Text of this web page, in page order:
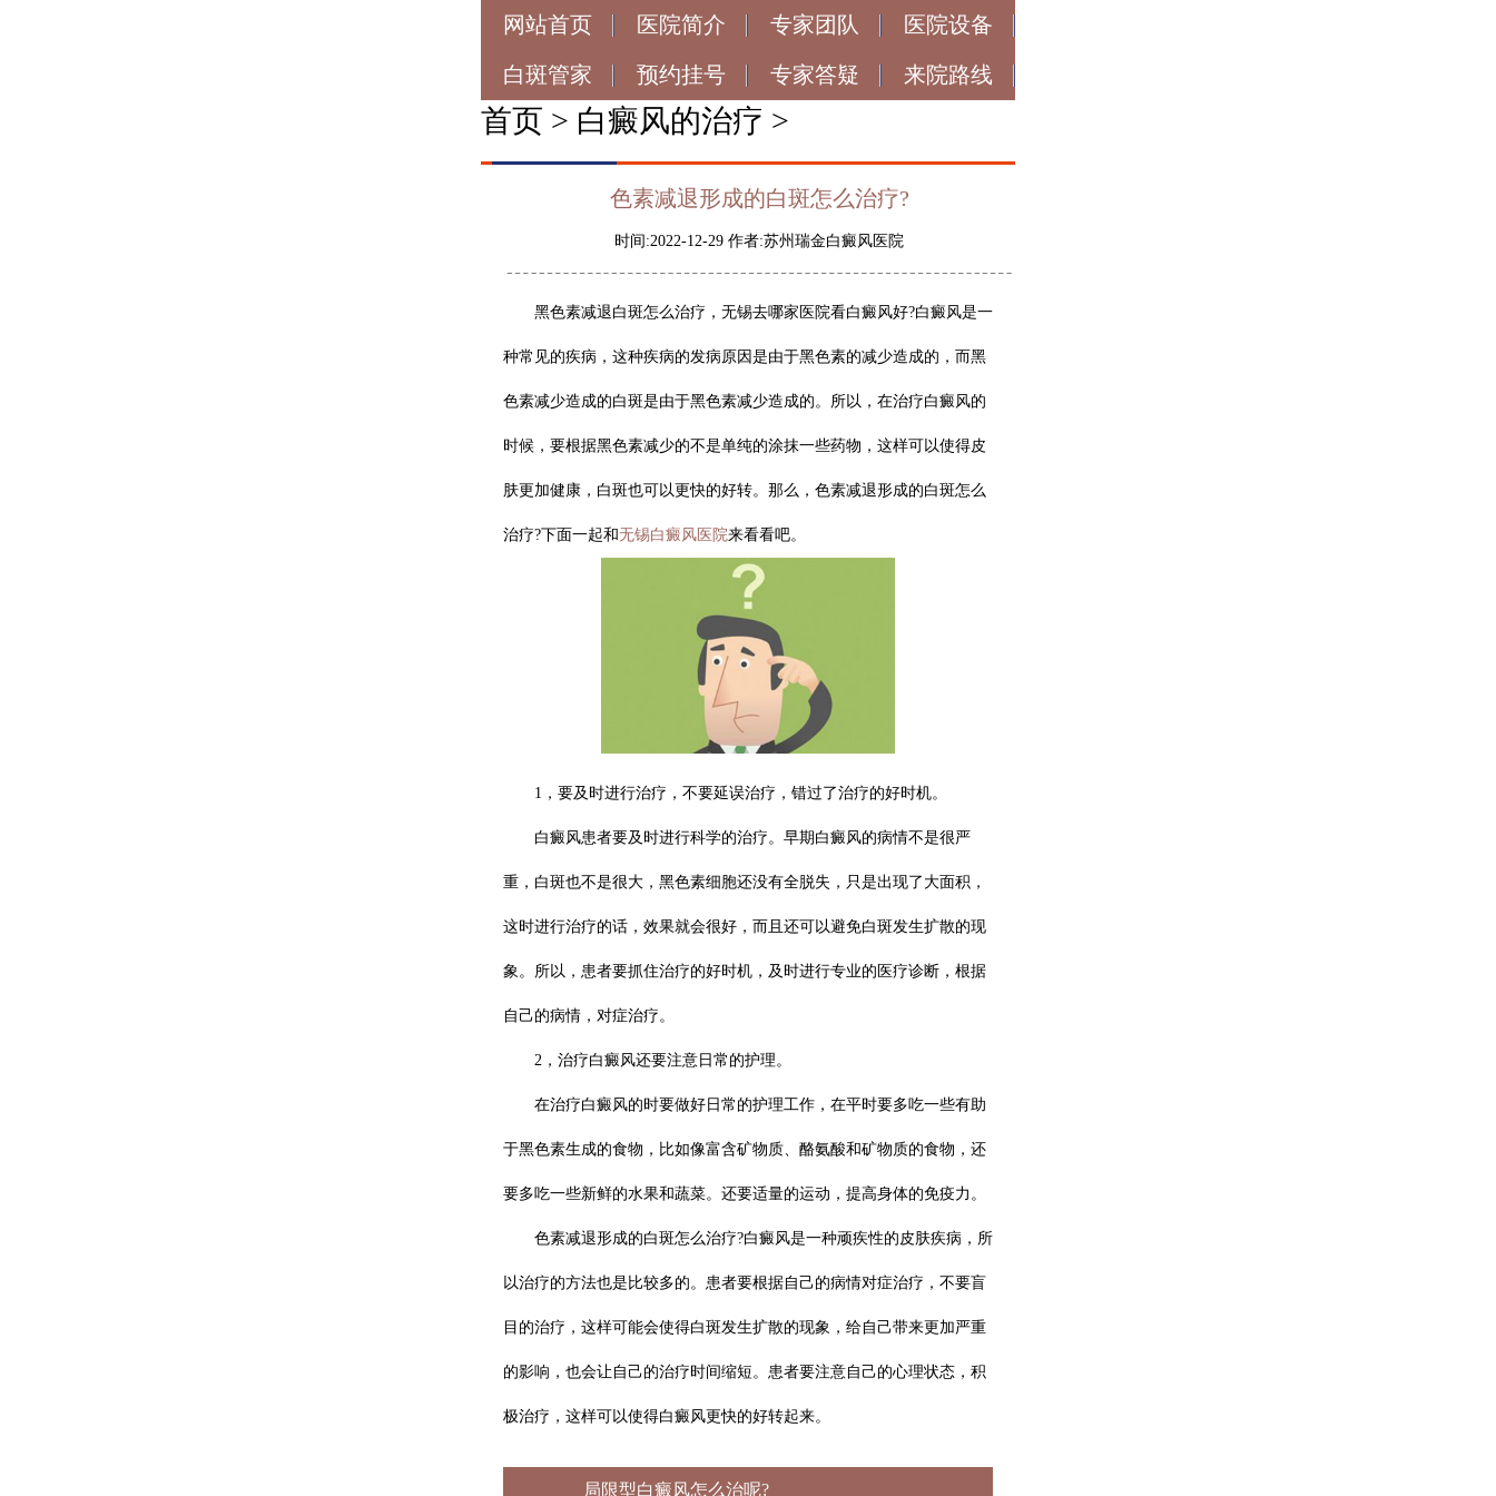
网站首页 医院简介 专家团队 医院设备
白斑管家 预约挂号 专家答疑 来院路线
首页 > 白癜风的治疗 >
色素减退形成的白斑怎么治疗?
时间:2022-12-29 作者:苏州瑞金白癜风医院
黑色素减退白斑怎么治疗，无锡去哪家医院看白癜风好?白癜风是一
种常见的疾病，这种疾病的发病原因是由于黑色素的减少造成的，而黑
色素减少造成的白斑是由于黑色素减少造成的。所以，在治疗白癜风的
时候，要根据黑色素减少的不是单纯的涂抹一些药物，这样可以使得皮
肤更加健康，白斑也可以更快的好转。那么， 色素减退形成的白斑怎么
治疗?下面一起和无锡白癜风医院来看看吧。
1，要及时进行治疗，不要延误治疗，错过了治疗的好时机。
白癜风患者要及时进行科学的治疗。早期白癜风的病情不是很严
重，白斑也不是很大，黑色素细胞还没有全脱失，只是出现了大面积，
这时进行治疗的话，效果就会很好，而且还可以避免白斑发生扩散的现
象。所以，患者要抓住治疗的好时机，及时进行专业的医疗诊断，根据
自己的病情，对症治疗。
2，治疗白癜风还要注意日常的护理。
在治疗白癜风的时要做好日常的护理工作，在平时要多吃一些有助
于黑色素生成的食物，比如像富含矿物质、酪氨酸和矿物质的食物，还
要多吃一些新鲜的水果和蔬菜。还要适量的运动，提高身体的免疫力。
色素减退形成的白斑怎么治疗?白癜风是一种顽疾性的皮肤疾病，所
以治疗的方法也是比较多的。患者要根据自己的病情对症治疗，不要盲
目的治疗，这样可能会使得白斑发生扩散的现象，给自己带来更加严重
的影响，也会让自己的治疗时间缩短。患者要注意自己的心理状态，积
极治疗，这样可以使得白癜风更快的好转起来。
局限型白癜风怎么治呢?